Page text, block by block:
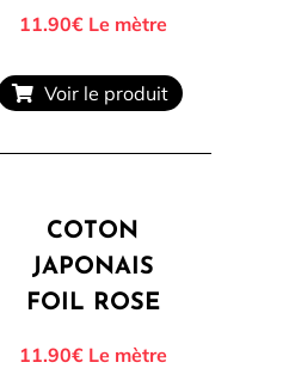
11.90€Le mètre
Voir le produit
COTON
JAPONAIS
FOIL ROSE
11.90€Le mètre